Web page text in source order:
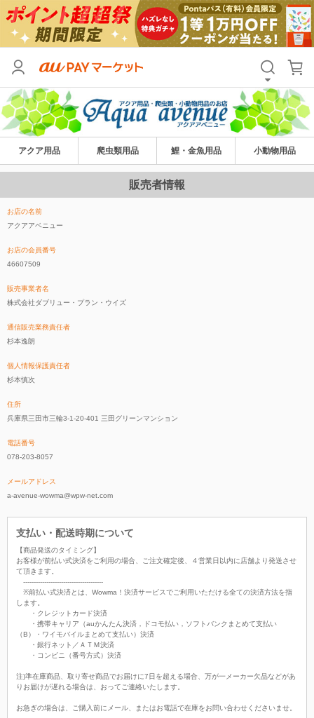
アクア用品 爬虫類用品 鯉・金魚用品 小動物用品
販売者情報
お店の名前
アクアアベニュー
お店の会員番号
46607509
販売事業者名
株式会社ダブリュー・プラン・ウイズ
通信販売業務責任者
杉本逸朗
個人情報保護責任者
杉本慎次
住所
兵庫県三田市三輪3-1-20-401 三田グリーンマンション
電話番号
078-203-8057
メールアドレス
a-avenue-wowma@wpw-net.com
支払い・配送時期について
【商品発送のタイミング】
お客様が前払い式決済をご利用の場合、ご注文確定後、４営業日以内に店舗より発送させ
て頂きます。
--------------------------------------
※前払い式決済とは、Wowma！決済サービスでご利用いただける全ての決済方法を指
します。
・クレジットカード決済
・携帯キャリア（auかんたん決済，ドコモ払い，ソフトバンクまとめて支払い
（B）・ワイモバイルまとめて支払い）決済
・銀行ネット／ＡＴＭ決済
・コンビニ（番号方式）決済
注)準在庫商品、取り寄せ商品でお届けに7日を超える場合、万が一メーカー欠品などがあ
りお届けが遅れる場合は、おってご連絡いたします。
お急ぎの場合は、ご購入前にメール、またはお電話で在庫をお問い合わせくださいませ。